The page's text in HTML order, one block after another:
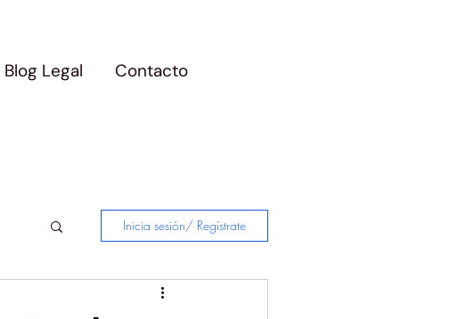
Blog Legal Contacto
Inicia sesión/ Regístrate